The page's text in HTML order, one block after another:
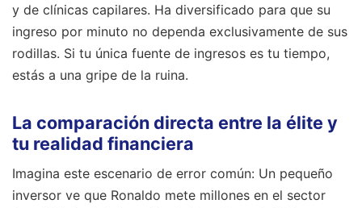
y de clínicas capilares. Ha diversificado para que su
ingreso por minuto no dependa exclusivamente de sus
rodillas. Si tu única fuente de ingresos es tu tiempo,
estás a una gripe de la ruina.
La comparación directa entre la élite y
tu realidad financiera
Imagina este escenario de error común: Un pequeño
inversor ve que Ronaldo mete millones en el sector